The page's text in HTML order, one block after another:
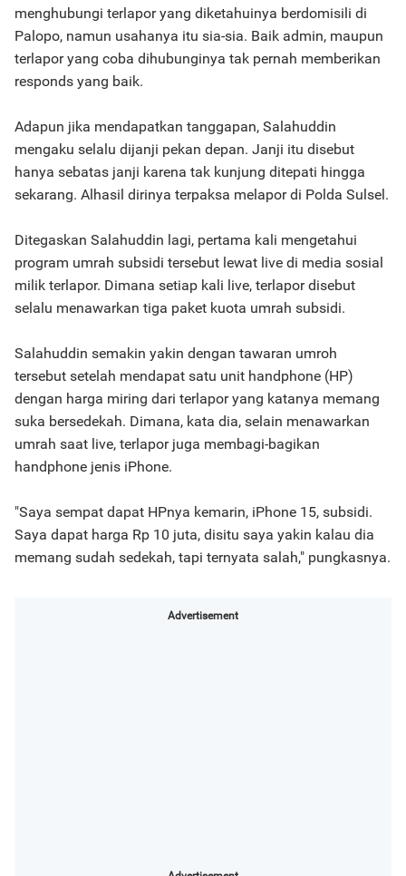
menghubungi terlapor yang diketahuinya berdomisili di
Palopo, namun usahanya itu sia-sia. Baik admin, maupun
terlapor yang coba dihubunginya tak pernah memberikan
responds yang baik.
Adapun jika mendapatkan tanggapan, Salahuddin
mengaku selalu dijanji pekan depan. Janji itu disebut
hanya sebatas janji karena tak kunjung ditepati hingga
sekarang. Alhasil dirinya terpaksa melapor di Polda Sulsel.
Ditegaskan Salahuddin lagi, pertama kali mengetahui
program umrah subsidi tersebut lewat live di media sosial
milik terlapor. Dimana setiap kali live, terlapor disebut
selalu menawarkan tiga paket kuota umrah subsidi.
Salahuddin semakin yakin dengan tawaran umroh
tersebut setelah mendapat satu unit handphone (HP)
dengan harga miring dari terlapor yang katanya memang
suka bersedekah. Dimana, kata dia, selain menawarkan
umrah saat live, terlapor juga membagi-bagikan
handphone jenis iPhone.
"Saya sempat dapat HPnya kemarin, iPhone 15, subsidi.
Saya dapat harga Rp 10 juta, disitu saya yakin kalau dia
memang sudah sedekah, tapi ternyata salah," pungkasnya.
Advertisement